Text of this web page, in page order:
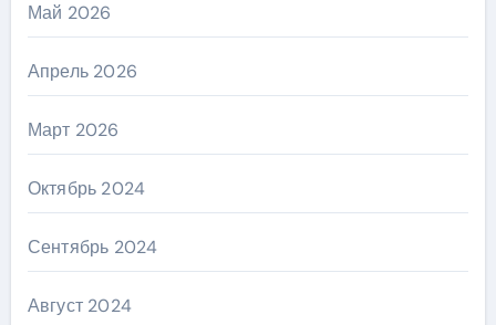
Май 2026
Апрель 2026
Март 2026
Октябрь 2024
Сентябрь 2024
Август 2024